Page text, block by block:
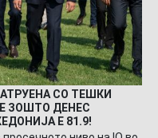
СО ТЕШКИ
ЗОШТО ДЕНЕС
Е 81.9!